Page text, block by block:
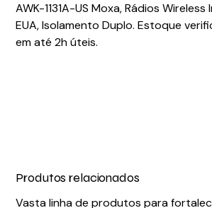
AWK-1131A-US Moxa, Rádios
EUA, Isolamento Duplo. Estoque
em até 2h úteis.
Produtos relacionados
Vasta linha de produtos para